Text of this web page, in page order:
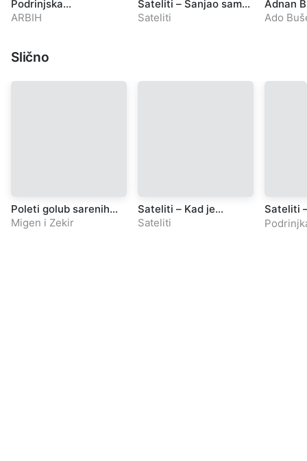
Podrinjska
Muslimanska brigada –
ARBIH
Sateliti – Sanjao sam
te komadante (Bećir
Sateliti
Adnan
Ado
Slično
Poleti golub sarenih
krila
Migen i Zekir
Sateliti – Kad je
Srebrenica pala
Sateliti
Sateliti
Nedzibu